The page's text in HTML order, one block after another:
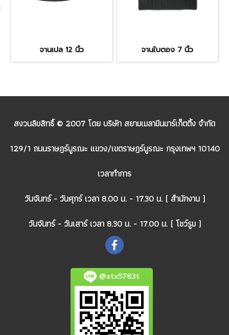
จานเปล 12 นิ้ว จานใบตอง 7 นิ้ว
สงวนลิขสิทธิ์ © 2007 โดย บริษัท สยามเมลามีนมาร์เก็ตติ้ง จำกัด
129/1 ถนนราษฎร์บูรณะ แขวง/เขตราษฎร์บูรณะ กรุงเทพฯ 10140
เวลาทำการ
วันจันทร์ - วันศุกร์ เวลา 8.00 น. - 17.30 น. ( สำนักงาน )
วันจันทร์ - วันเสาร์ เวลา 8.30 น. - 17.00 น. ( โชว์รูม )
@ztx5783t